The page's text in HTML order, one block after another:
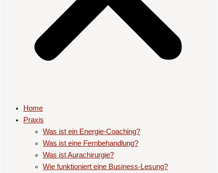
Home
Praxis
Was ist ein Energie-Coaching?
Was ist eine Fernbehandlung?
Was ist Aurachirurgie?
Wie funktioniert eine Business-Lesung?